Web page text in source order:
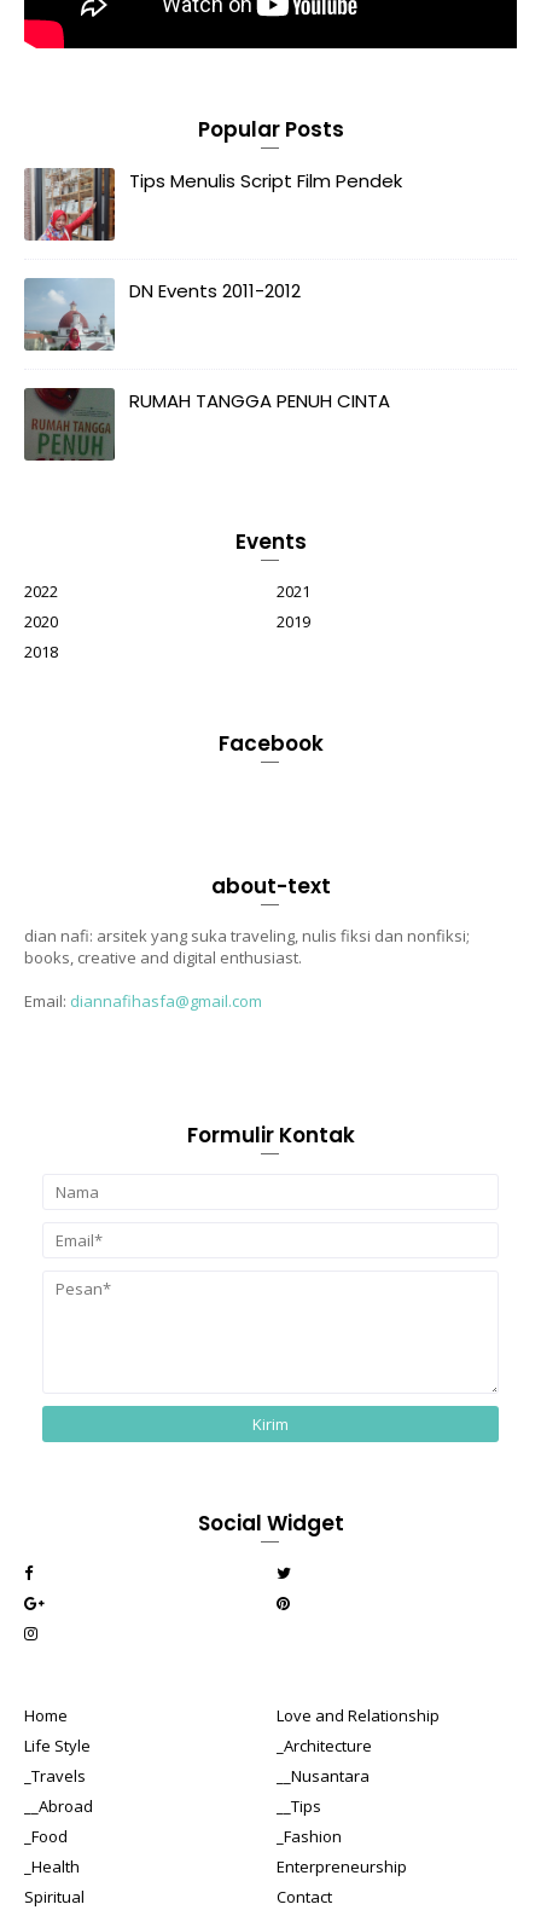
Popular Posts
Tips Menulis Script Film Pendek
DN Events 2011-2012
RUMAH TANGGA PENUH CINTA
Events
2022
2021
2020
2019
2018
Facebook
about-text
dian nafi: arsitek yang suka traveling, nulis fiksi dan nonfiksi;
books, creative and digital enthusiast.
Email: diannafihasfa@gmail.com
Formulir Kontak
Social Widget
Home
Love and Relationship
Life Style
_Architecture
_Travels
__Nusantara
__Abroad
__Tips
_Food
_Fashion
_Health
Enterpreneurship
Spiritual
Contact